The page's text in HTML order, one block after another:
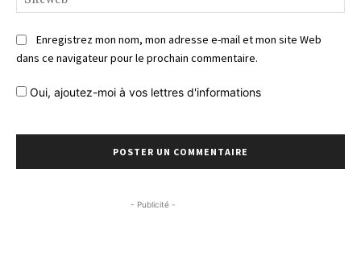
Enregistrez mon nom, mon adresse e-mail et mon site Web
dans ce navigateur pour le prochain commentaire.
Oui, ajoutez-moi à vos lettres d'informations
- Publicité -